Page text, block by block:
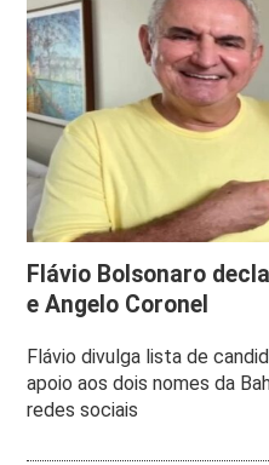
Flávio Bolsonaro
e Angelo Coronel
Flávio divulga lista de
apoio aos dois nomes da
redes sociais